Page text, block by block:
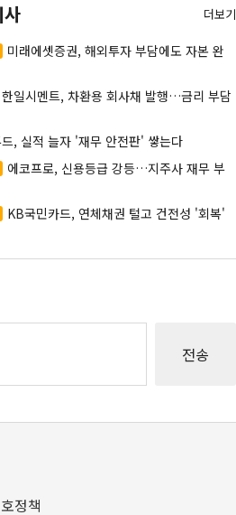
더보기
미래에셋증권, 해외투자 부담에도 자본 완
한일시멘트, 차환용 회사채 발행…금리 부담
, 실적 늘자 '재무 안전판' 쌓는다
에코프로, 신용등급 강등…지주사 재무 부
KB국민카드, 연체채권 털고 건전성 '회복'
정책